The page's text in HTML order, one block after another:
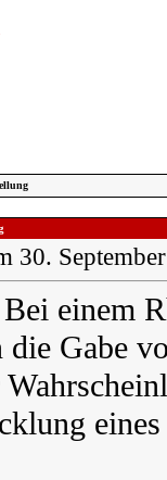
30.
einem
Gabe